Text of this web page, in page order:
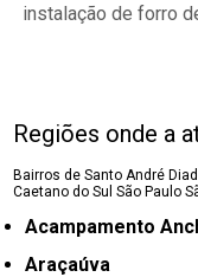
instalação de forro
Regiões onde a
Bairros de Santo André
Caetano do SulSão Paulo
Acampamento
Araçaúva